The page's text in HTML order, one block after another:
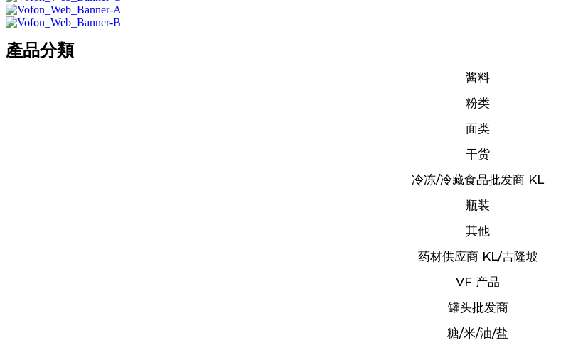
產品分類
酱料
粉类
面类
干货
冷冻/冷藏食品批发商 KL
瓶装
其他
药材供应商 KL/吉隆坡
VF 产品
罐头批发商
糖/米/油/盐